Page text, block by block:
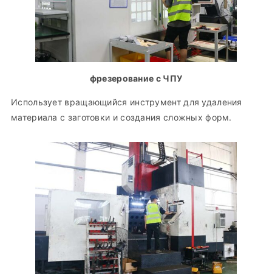
фрезерование с ЧПУ
Использует вращающийся инструмент для удаления
материала с заготовки и создания сложных форм.